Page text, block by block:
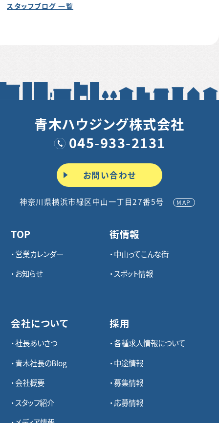
スタッフブログ 一覧
青木ハウジング株式会社
045-933-2131
お問い合わせ
神奈川県横浜市緑区中山一丁目27番5号 MAP
TOP
営業カレンダー
お知らせ
会社について
社長あいさつ
青木社長のBlog
会社概要
スタッフ紹介
街情報
中山ってこんな街
スポット情報
採用
各種求⼈情報について
中途情報
募集情報
応募情報